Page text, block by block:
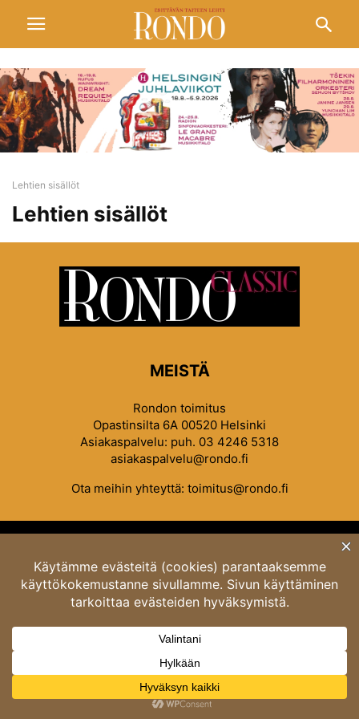
Lehtien sisällöt
Lehtien sisällöt
MEISTÄ
Rondon toimitus
Opastinsilta 6A 00520 Helsinki
Asiakaspalvelu: puh. 03 4246 5318
asiakaspalvelu@rondo.fi
Ota meihin yhteyttä: toimitus@rondo.fi